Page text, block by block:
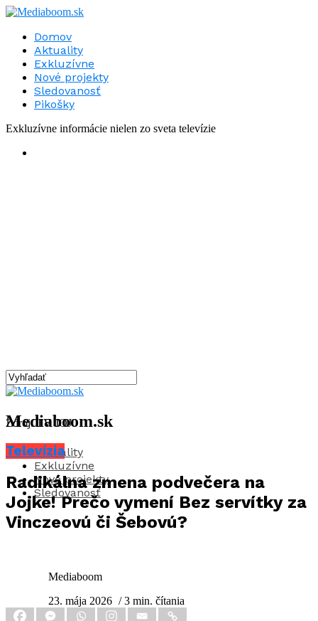
Domov
Aktuality
Exkluzívne
Nové projekty
Sledovanosť
Pikošky
Exkluzívne informácie nielen zo sveta televízie
Mediaboom.sk
Aktuality
Exkluzívne
Nové projekty
Sledovanosť
Zdroj: TV JOJ
Televízia
Radikálna zmena podvečera na
Jojke! Prečo vymení Bez servítky za
Vinczeovú či Šebovú?
Mediaboom
23. mája 2026 / 3 min. čítania